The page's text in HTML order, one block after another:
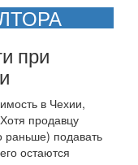
при
в Чехии,
продавцу
раньше) подавать
остаются